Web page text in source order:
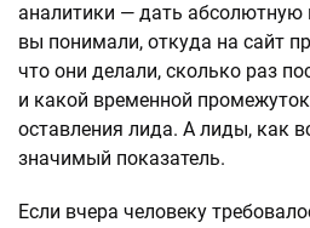
аналитики — дать абсолютную
вы понимали, откуда на сайт
что они делали, сколько раз
и какой временной
оставления лида. А лиды, как
значимый показатель.
Если вчера человеку